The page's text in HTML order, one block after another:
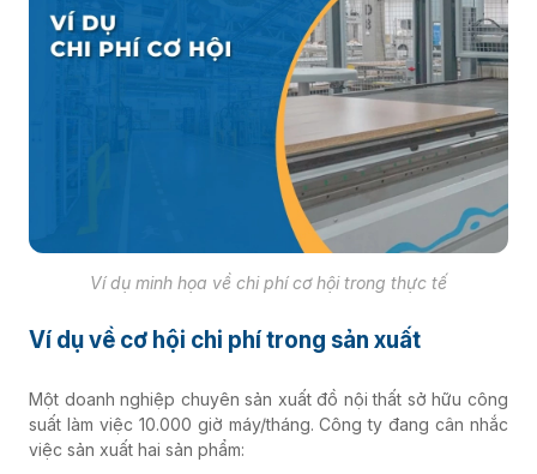
Ví dụ minh họa về chi phí cơ hội trong thực tế
Ví dụ về cơ hội chi phí trong sản xuất
Một doanh nghiệp chuyên sản xuất đồ nội thất sở hữu công
suất làm việc 10.000 giờ máy/tháng. Công ty đang cân nhắc
việc sản xuất hai sản phẩm: